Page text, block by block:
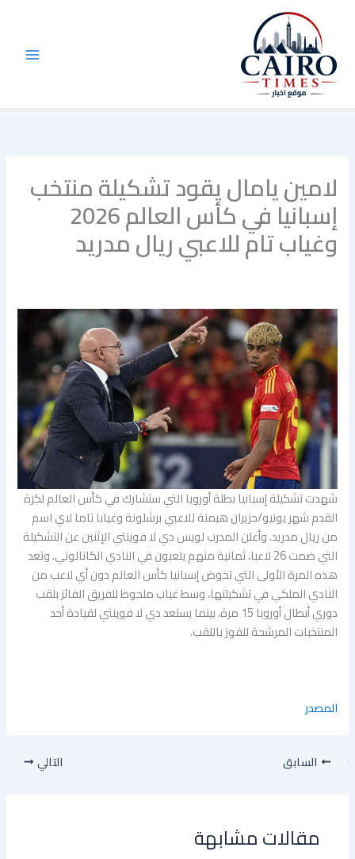
المحتوى
لامين يامال يقود تشكيلة منتخب
إسبانيا في كأس العالم 2026
وغياب تام للاعبي ريال مدريد
شهدت تشكيلة ​إسبانيا بطلة أوروبا التي ستشارك في كأس العالم لكرة
القدم شهر يونيو/حزيران هيمنة للاعبي برشلونة وغيابا تاما لاي اسم
من ريال مدريد. وأعلن المدرب لويس دي لا فوينتي الإثنين عن التشكيلة
التي ضمت 26 لاعبا، ثمانية منهم يلعبون في النادي الكاتالوني. وتعد
هذه المرة الأولى التي تخوض إسبانيا كأس العالم دون أي لاعب من
النادي الملكي ​في تشكيلتها، وسط غياب ملحوظ للفريق الفائز بلقب
دوري أبطال أوروبا 15 مرة، بينما يستعد دي لا فوينتي لقيادة أحد
المنتخبات المرشحة للفوز باللقب.
المصدر
السابق التالي
مقالات مشابهة